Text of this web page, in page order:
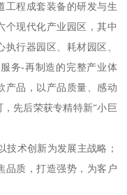
工程成套装备的研发与生
个现代化产业园区，其中
行器园区、耗材园区、
务-再制造的完整产业体
产品，以产品质量、感动
先后荣获专精特新“小巨
技术创新为发展主战略；
品质，打造强势，为客户